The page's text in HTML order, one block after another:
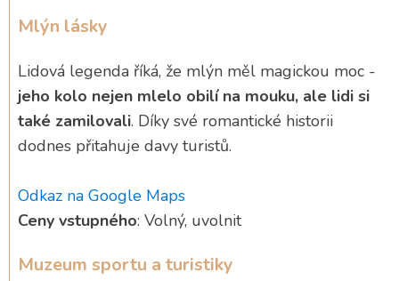
Mlýn lásky
Lidová legenda říká, že mlýn měl magickou moc -
jeho kolo nejen mlelo obilí na mouku, ale lidi si
také zamilovali. Díky své romantické historii
dodnes přitahuje davy turistů.
Odkaz na Google Maps
Ceny vstupného: Volný, uvolnit
Muzeum sportu a turistiky